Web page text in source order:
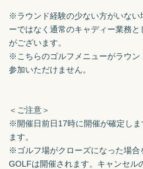
※ラウンド経験の少ない方がいない
ーではなく通常のキャディー業務
がございます。
※こちらのゴルフメニューがラウン
参加いただけません。
＜ご注意＞
※開催日前日17時に開催が確定し
ます。
※ゴルフ場がクローズになった場
GOLFは開催されます。キャンセル